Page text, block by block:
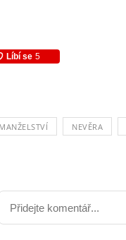
MANŽELSTVÍ NEVĚRA